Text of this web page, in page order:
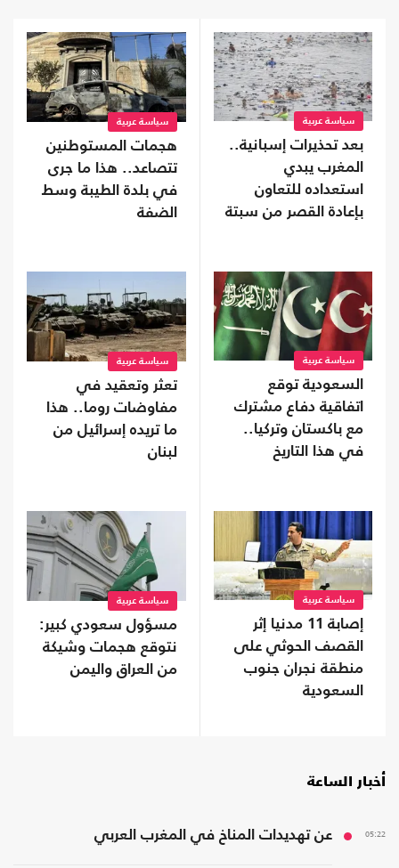
سياسة عربية
بعد تحذيرات إسبانية..
المغرب يبدي
استعداده للتعاون
بإعادة القصر من سبتة
سياسة عربية
هجمات المستوطنين
تتصاعد.. هذا ما جرى
في بلدة الطيبة وسط
الضفة
سياسة عربية
السعودية توقع
اتفاقية دفاع مشترك
مع باكستان وتركيا..
في هذا التاريخ
سياسة عربية
تعثر وتعقيد في
مفاوضات روما.. هذا
ما تريده إسرائيل من
لبنان
سياسة عربية
إصابة 11 مدنيا إثر
القصف الحوثي على
منطقة نجران جنوب
السعودية
سياسة عربية
مسؤول سعودي كبير:
نتوقع هجمات وشيكة
من العراق واليمن
أخبار الساعة
05:22 عن تهديدات المناخ في المغرب العربي